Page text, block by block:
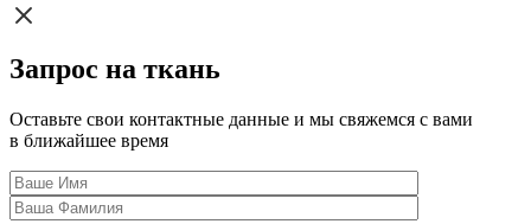
Запрос на ткань
Оставьте свои контактные данные и мы свяжемся с вами
в ближайшее время